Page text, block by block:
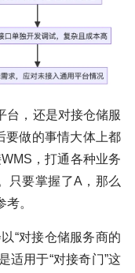
台，还是对接仓储服
要做的事情大体上都
，打通各种业务
只要掌握了A，那么
。
“对接仓储服务商的
适用于“对接奇门”这